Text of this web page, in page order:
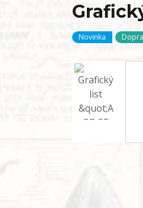
Novinka